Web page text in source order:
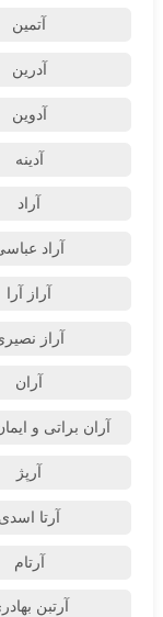
آتمین
آدرین
آدوین
آدینه
آراد
آراد
آراز آرا
آراز
آران
آران براتی و
آرپژ
آرتا اسدی
آرتام
آرتبن